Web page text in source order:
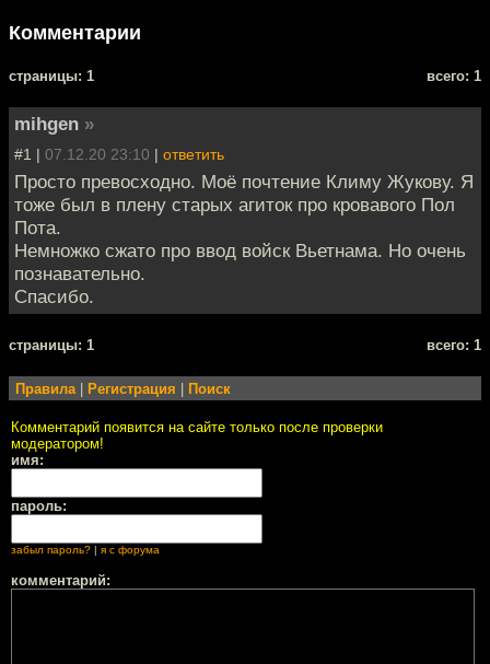
Комментарии
cтраницы: 1 всего: 1
mihgen »
#1 | 07.12.20 23:10 | ответить
Просто превосходно. Моё почтение Климу Жукову. Я
тоже был в плену старых агиток про кровавого Пол
Пота.
Немножко сжато про ввод войск Вьетнама. Но очень
познавательно.
Спасибо.
cтраницы: 1 всего: 1
Правила| Регистрация Поиск
Комментарий появится на сайте только после проверки
модератором!
имя:
пароль:
забыл пароль? | я с форума
комментарий: